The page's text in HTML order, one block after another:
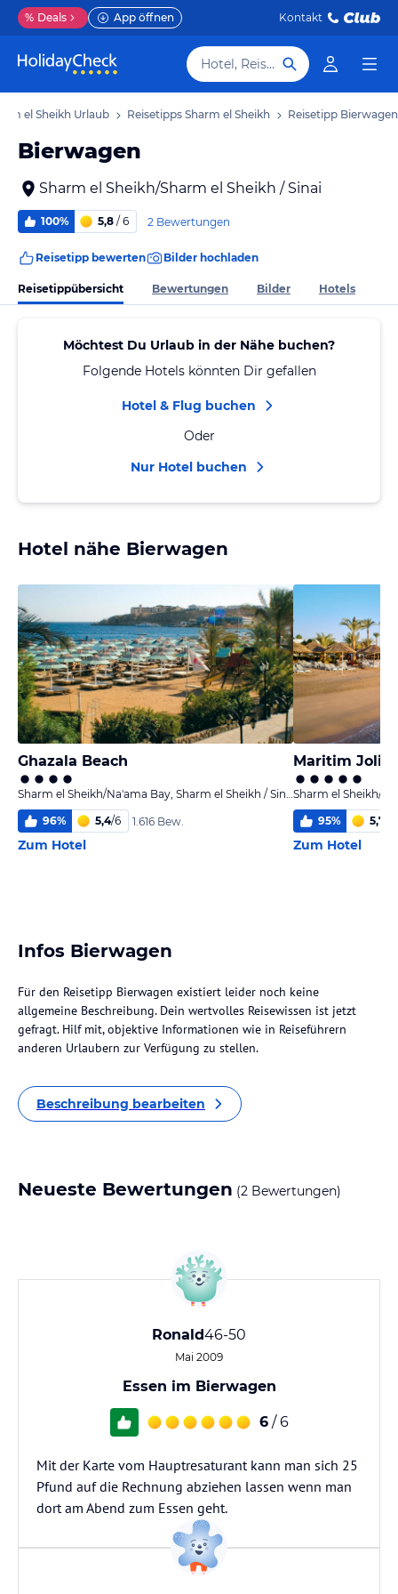
% Deals App öffnen Kontakt
Hotel, Reiseziel
el Sheikh Urlaub Reisetipps Sharm el Sheikh Reisetipp Bierwagen
Bierwagen
Sharm el Sheikh/Sharm el Sheikh / Sinai
100% 5,8 / 6 2 Bewertungen
Reisetipp bewerten Bilder hochladen
Reisetippübersicht Bewertungen Bilder Hotels
Möchtest Du Urlaub in der Nähe buchen?
Folgende Hotels könnten Dir gefallen
Hotel & Flug buchen
Oder
Nur Hotel buchen
Hotel nähe Bierwagen
Ghazala Beach
Sharm el Sheikh/Na'ama Bay, Sharm el Sheikh / Sinai
96% 5,4/6 1.616 Bew.
Zum Hotel
95% 5,7
Zum Hotel
Infos Bierwagen
Für den Reisetipp Bierwagen existiert leider noch keine
allgemeine Beschreibung. Dein wertvolles Reisewissen ist jetzt
gefragt. Hilf mit, objektive Informationen wie in Reiseführern
anderen Urlaubern zur Verfügung zu stellen.
Beschreibung bearbeiten
Neueste Bewertungen (2 Bewertungen)
Ronald46-50
Mai 2009
Essen im Bierwagen
6 / 6
Mit der Karte vom Hauptresaturant kann man sich 25
Pfund auf die Rechnung abziehen lassen wenn man
dort am Abend zum Essen geht.